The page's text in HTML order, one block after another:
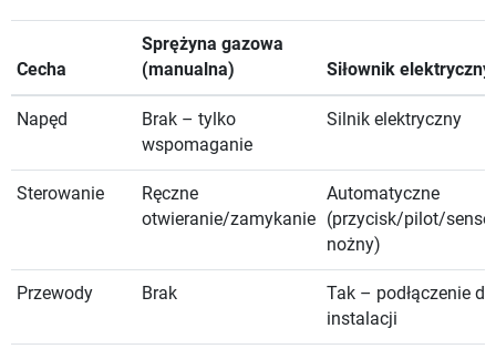
Cecha
Sprężyna gazowa
(manualna)
Siłownik elektryczny
Napęd
Brak – tylko
wspomaganie
Silnik elektryczny
Sterowanie
Ręczne
otwieranie/zamykanie
Automatyczne
(przycisk/pilot/
nożny)
Przewody Brak
Tak – podłączenie do
instalacji